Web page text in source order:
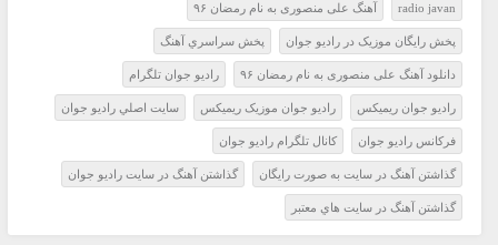
radio javan آهنگ علی منصوری به نام رمضان ۹۶
پخش رايگان موزيک در راديو جوان پخش سراسري آهنگ
دانلود آهنگ علی منصوری به نام رمضان ۹۶ راديو جوان تلگرام
راديو جوان ريميکس راديو جوان موزيک ريميکس سايت اصلي راديو جوان
فرکانس راديو جوان کانال تلگرام راديو جوان
گذاشتن آهنگ در سايت به صورت رايگان گذاشتن آهنگ در سايت راديو جوان
گذاشتن آهنگ در سايت هاي معتبر